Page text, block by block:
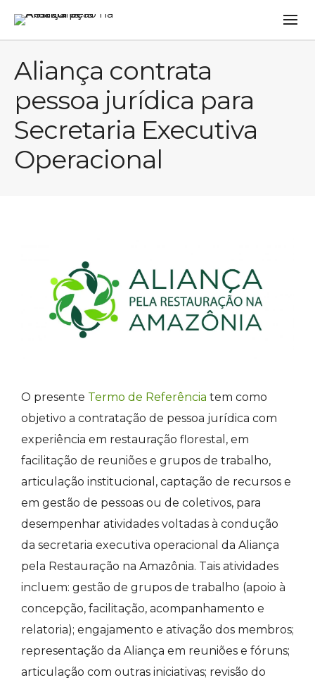
Aliança contrata
pessoa jurídica para
Secretaria Executiva
Operacional
O presente Termo de Referência tem como
objetivo a contratação de pessoa jurídica com
experiência em restauração florestal, em
facilitação de reuniões e grupos de trabalho,
articulação institucional, captação de recursos e
em gestão de pessoas ou de coletivos, para
desempenhar atividades voltadas à condução
da secretaria executiva operacional da Aliança
pela Restauração na Amazônia. Tais atividades
incluem: gestão de grupos de trabalho (apoio à
concepção, facilitação, acompanhamento e
relatoria); engajamento e ativação dos membros;
representação da Aliança em reuniões e fóruns;
articulação com outras iniciativas; revisão do